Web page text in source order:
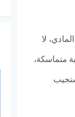
لا
متماسكة،